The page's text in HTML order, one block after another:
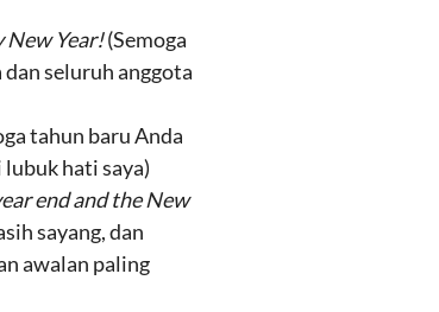
New Year!(Semoga
seluruh anggota
tahun baru Anda
hati saya)
end and the New
sayang, dan
awalan paling